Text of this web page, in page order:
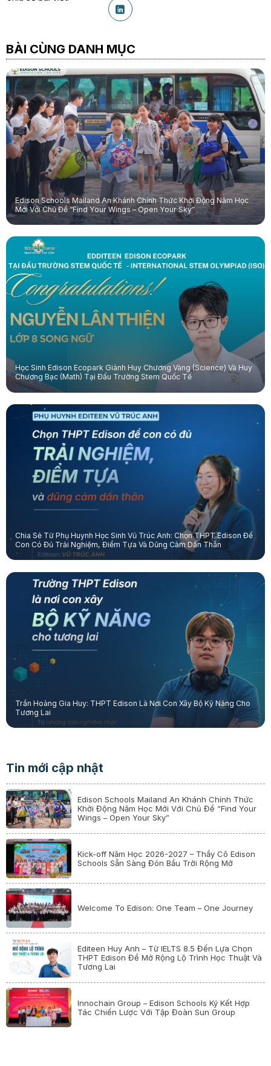
BÀI CÙNG DANH MỤC
Edison Schools Mailand An Khánh Chính Thức Khởi Động Năm Học
Mới Với Chủ Đề “Find Your Wings – Open Your Sky”
Học Sinh Edison Ecopark Giành Huy Chương Vàng (Science) Và Huy
Chương Bạc (Math) Tại Đấu Trường Stem Quốc Tế
Chia Sẻ Từ Phụ Huynh Học Sinh Vũ Trúc Anh: Chọn THPT Edison Để
Con Có Đủ Trải Nghiệm, Điểm Tựa Và Dũng Cảm Dấn Thân
Trần Hoàng Gia Huy: THPT Edison Là Nơi Con Xây Bộ Kỹ Năng Cho
Tương Lai
Tin mới cập nhật
Edison Schools Mailand An Khánh Chính Thức
Khởi Động Năm Học Mới Với Chủ Đề “Find Your
Wings – Open Your Sky”
Kick-off Năm Học 2026-2027 – Thầy Cô Edison
Schools Sẵn Sàng Đón Bầu Trời Rộng Mở
Welcome To Edison: One Team – One Journey
Editeen Huy Anh – Từ IELTS 8.5 Đến Lựa Chọn
THPT Edison Để Mở Rộng Lộ Trình Học Thuật Và
Tương Lai
Innochain Group – Edison Schools Ký Kết Hợp
Tác Chiến Lược Với Tập Đoàn Sun Group